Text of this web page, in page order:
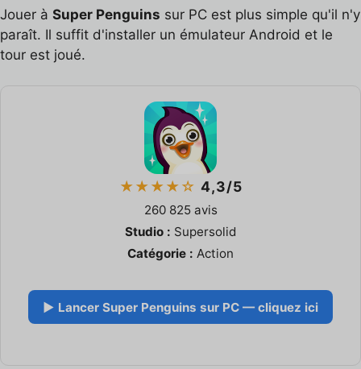
Jouer à Super Penguins sur PC est plus simple qu'il n'y
paraît. Il suffit d'installer un émulateur Android et le
tour est joué.
★★★★☆ 4,3/5
260 825 avis
Studio : Supersolid
Catégorie : Action
▶ Lancer Super Penguins sur PC — cliquez ici